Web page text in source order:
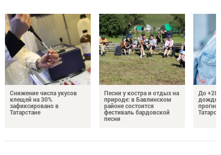
Снижение числа укусов
клещей на 30%
зафиксировано в
Татарстане
Песни у костра и отдых на
природе: в Бавлинском
районе состоится
фестиваль бардовской
песни
До +28